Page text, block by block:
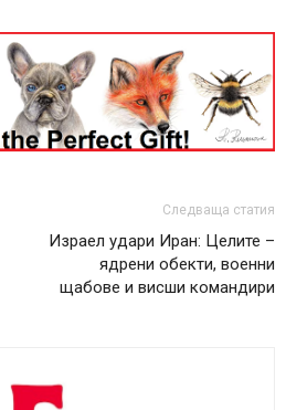
Следваща статия
Израел удари Иран: Целите –
ядрени обекти, военни
щабове и висши командири